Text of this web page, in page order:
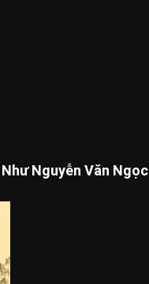
Như Nguyễn Văn Ngọc